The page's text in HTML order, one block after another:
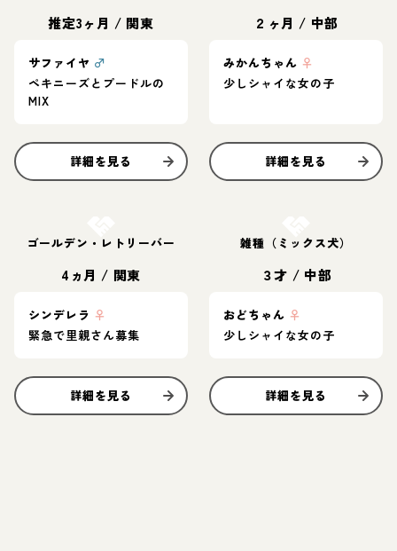
推定3ヶ月 / 関東
サファイヤ ♂
ペキニーズとプードルの
MIX
詳細を見る
２ヶ月 / 中部
みかんちゃん ♀
少しシャイな女の子
詳細を見る
ゴールデン・レトリーバー
4ヵ月 / 関東
シンデレラ ♀
緊急で里親さん募集
詳細を見る
雑種（ミックス犬）
３才 / 中部
おどちゃん ♀
少しシャイな女の子
詳細を見る